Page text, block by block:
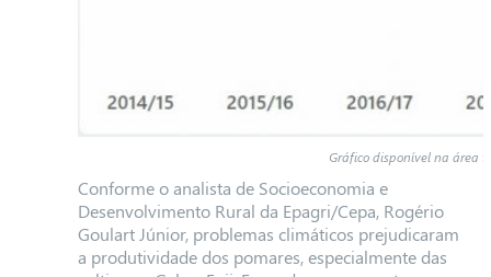
Gráfico disponível na área
Conforme o analista de Socioeconomia e
Desenvolvimento Rural da Epagri/Cepa, Rogério
Goulart Júnior, problemas climáticos prejudicaram
a produtividade dos pomares, especialmente das